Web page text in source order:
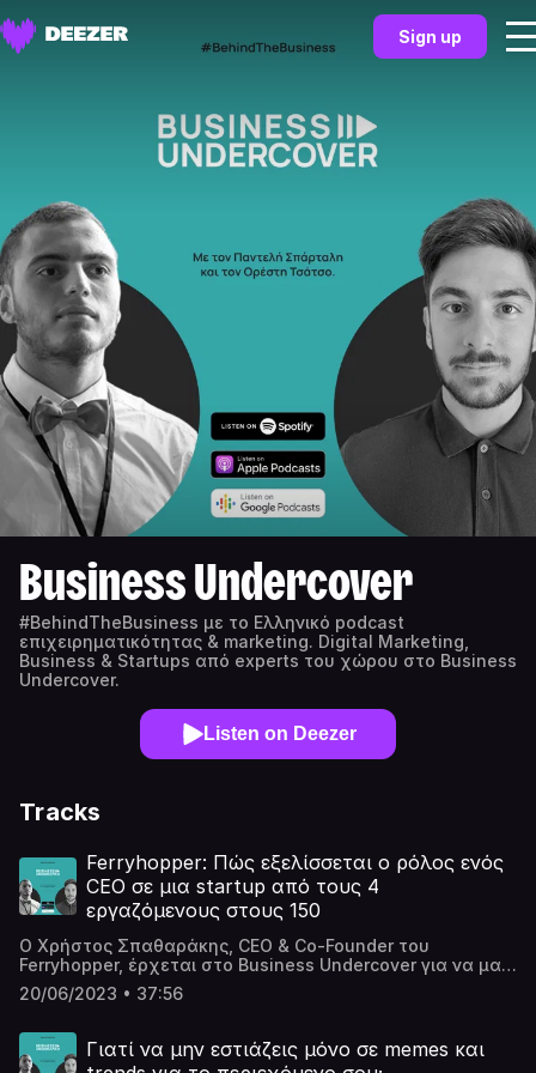
Sign up
Business Undercover
#BehindTheBusiness με το Ελληνικό podcast
επιχειρηματικότητας & marketing. Digital Marketing,
Business & Startups από experts του χώρου στο Business
Undercover.
Listen on Deezer
Tracks
Ferryhopper: Πώς εξελίσσεται ο ρόλος ενός
CEO σε μια startup από τους 4
εργαζόμενους στους 150
Ο Χρήστος Σπαθαράκης, CEO & Co-Founder του
Ferryhopper, έρχεται στο Business Undercover για να μας
μιλήσει για το πως είναι να κάνεις scale-up ένα startup
και από 4 εργαζόμενους να φτάνει σε περισσότερους
https://businessundercover.gr/podcast/ferryhopper-pos-
na-eisai-ceo-se-mia-startup-apo-4-ergazomenous-se-
20/06/2023 • 37:56
Γιατί να μην εστιάζεις μόνο σε memes και